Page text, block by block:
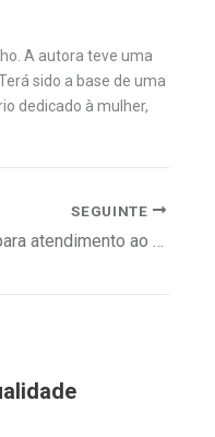
A autora teve uma
sido a base de uma
dedicado à mulher,
SEGUINTE
Clan tem 60 vagas para atendimento ao cliente